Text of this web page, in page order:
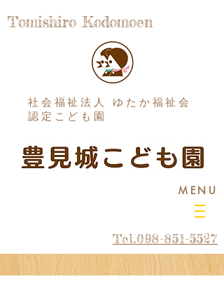
Tomishiro Kodomoen
社会福祉法人 ゆたか福祉会
認定こども園
MENU
Tel.098-851-5527